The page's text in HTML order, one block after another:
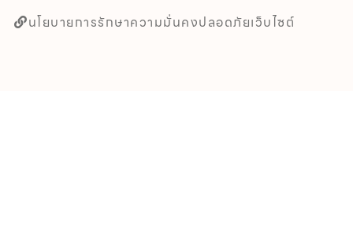
นโยบายการรักษาความมั่นคงปลอดภัยเว็บไซต์